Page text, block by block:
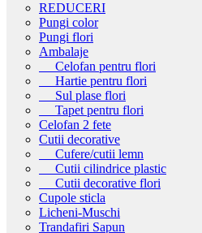
REDUCERI
Pungi color
Pungi flori
Ambalaje
Celofan pentru flori
Hartie pentru flori
Sul plase flori
Tapet pentru flori
Celofan 2 fete
Cutii decorative
Cufere/cutii lemn
Cutii cilindrice plastic
Cutii decorative flori
Cupole sticla
Licheni-Muschi
Trandafiri Sapun